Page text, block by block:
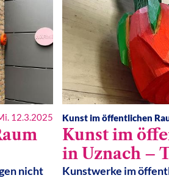
12.3.2025
nicht
Kunst im öffentlichen
Kunst im
in Uznach –
Kunstwerke im